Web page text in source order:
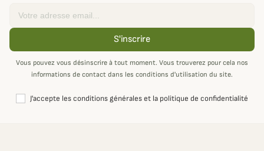
S'inscrire
Vous pouvez vous désinscrire à tout moment. Vous trouverez pour cela nos
informations de contact dans les conditions d'utilisation du site.
J'accepte les conditions générales et la politique de confidentialité